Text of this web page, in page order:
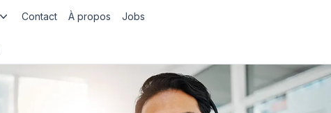
Contact À propos Jobs